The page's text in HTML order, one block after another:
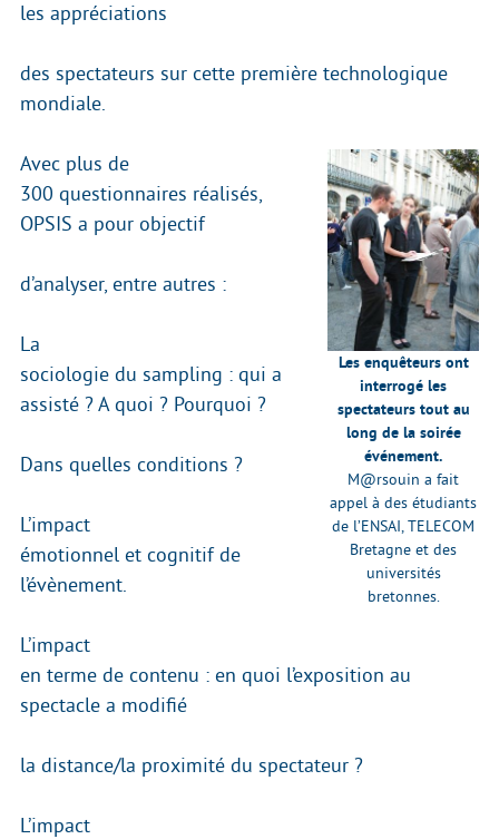
les appréciations
des spectateurs sur cette première technologique
mondiale.
Les enquêteurs ont
interrogé les
spectateurs tout au
long de la soirée
événement.
M@rsouin a fait
appel à des étudiants
de l’ENSAI, TELECOM
Bretagne et des
universités
bretonnes.
Avec plus de
300 questionnaires réalisés,
OPSIS a pour objectif
d’analyser, entre autres :
La
sociologie du sampling : qui a
assisté ? A quoi ? Pourquoi ?
Dans quelles conditions ?
L’impact
émotionnel et cognitif de
l’évènement.
L’impact
en terme de contenu : en quoi l’exposition au
spectacle a modifié
la distance/la proximité du spectateur ?
L’impact